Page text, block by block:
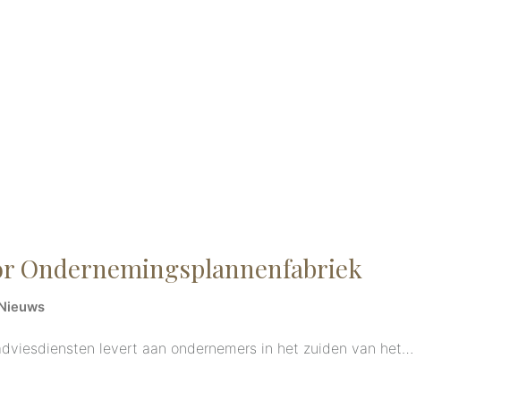
Ondernemingsplannenfabriek
levert aan ondernemers in het zuiden van het…